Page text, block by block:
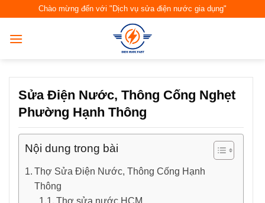
content
Chào mừng đến với "Dịch vụ sửa điện nước gia dụng"
Sửa Điện Nước, Thông Cống Nghẹt
Phường Hạnh Thông
Nội dung trong bài
Thợ Sửa Điện Nước, Thông Cống Hạnh
Thông